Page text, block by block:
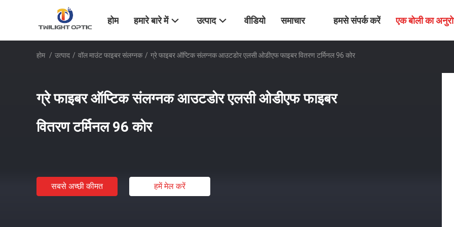
होम हमारे बारे में उत्पाद वीडियो समाचार हमसे संपर्क करें एक बोली का
होम / उत्पाद / वॉल माउंट फाइबर संलग्नक / ग्रे फाइबर ऑप्टिक संलग्नक आउटडोर एलसी ओडीएफ फाइबर वितरण टर्मिनल 96 कोर
ग्रे फाइबर ऑप्टिक संलग्नक आउटडोर एलसी ओडीएफ फाइबर
वितरण टर्मिनल 96 कोर
सबसे अच्छी कीमत हमें मेल करें